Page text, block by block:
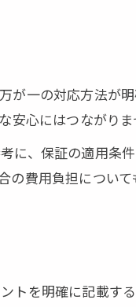
点
クポイント
事例
イント
が一の対応方法が
心にはつながりま
に、保証の適用条
費用負担につい
トを明確に記載す